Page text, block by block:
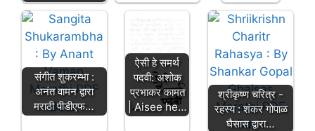
संगीत शुकरम्भा :
अनंत वामन द्वारा
मराठी पीडीएफ…
ऐसी हे समर्थ
पदवी: अशोक
प्रभाकर कामत
| Aisee he…
श्रीकृष्ण चरित्र -
रहस्य : शंकर गोपाळ
घैसास द्वारा…